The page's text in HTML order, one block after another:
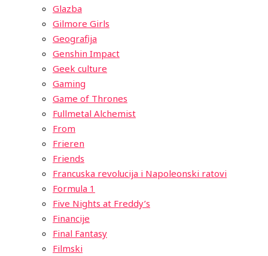
Glazba
Gilmore Girls
Geografija
Genshin Impact
Geek culture
Gaming
Game of Thrones
Fullmetal Alchemist
From
Frieren
Friends
Francuska revolucija i Napoleonski ratovi
Formula 1
Five Nights at Freddy’s
Financije
Final Fantasy
Filmski